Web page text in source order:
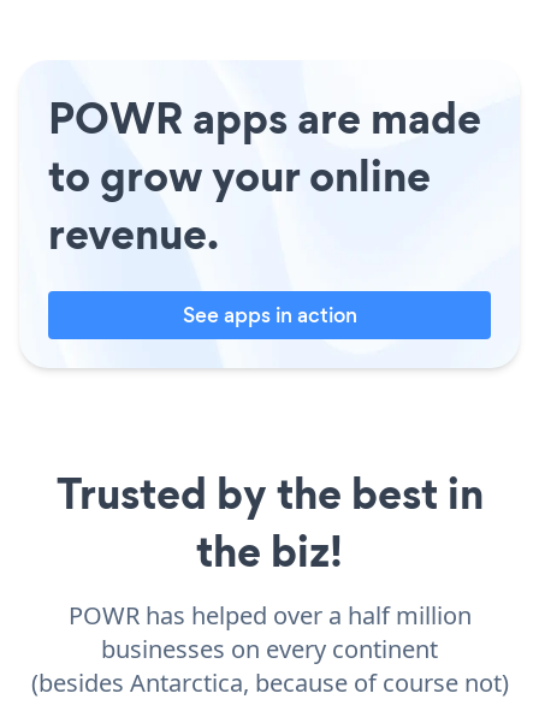
POWR apps are made
to grow your online
revenue.
See apps in action
Trusted by the best in
the biz!
POWR has helped over a half million
businesses on every continent
(besides Antarctica, because of course not)